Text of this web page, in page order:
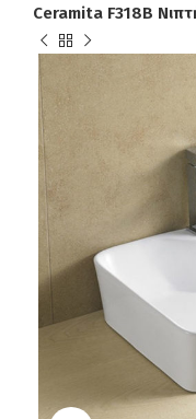
Ceramita F318B